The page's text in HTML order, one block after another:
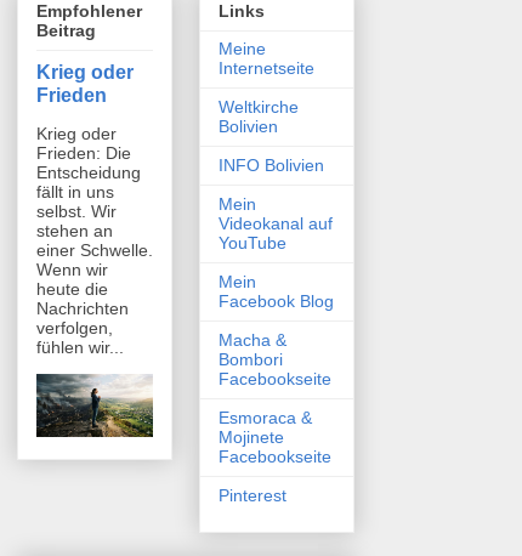
Empfohlener
Beitrag
Krieg oder
Frieden
Krieg oder
Frieden: Die
Entscheidung
fällt in uns
selbst. Wir
stehen an
einer Schwelle.
Wenn wir
heute die
Nachrichten
verfolgen,
fühlen wir...
Links
Meine
Internetseite
Weltkirche
Bolivien
INFO Bolivien
Mein
Videokanal auf
YouTube
Mein
Facebook Blog
Macha &
Bombori
Facebookseite
Esmoraca &
Mojinete
Facebookseite
Pinterest